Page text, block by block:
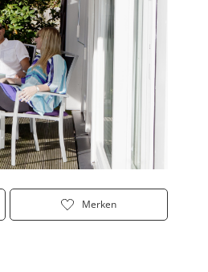
Merken